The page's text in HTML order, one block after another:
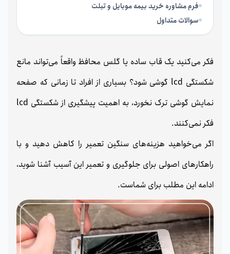
فرم مشاوره خرید بیمه موبایل و تبلت
سوالات متداول
فکر می‌کنید یک قاب ساده یا گلس محافظ واقعاً می‌تواند مانع
شکستگی lcd گوشی شود؟ بسیاری از افراد تا زمانی که صفحه
نمایش گوشی ترک نخورد، به اهمیت پیشگیری از شکستگی lcd
فکر نمی‌کنند.
اگر می‌خواهید هزینه‌های سنگین تعمیر را کاهش دهید و با
راهکارهای اصولی برای جلوگیری و تعمیر این آسیب آشنا شوید،
ادامه این مطلب برای شماست.